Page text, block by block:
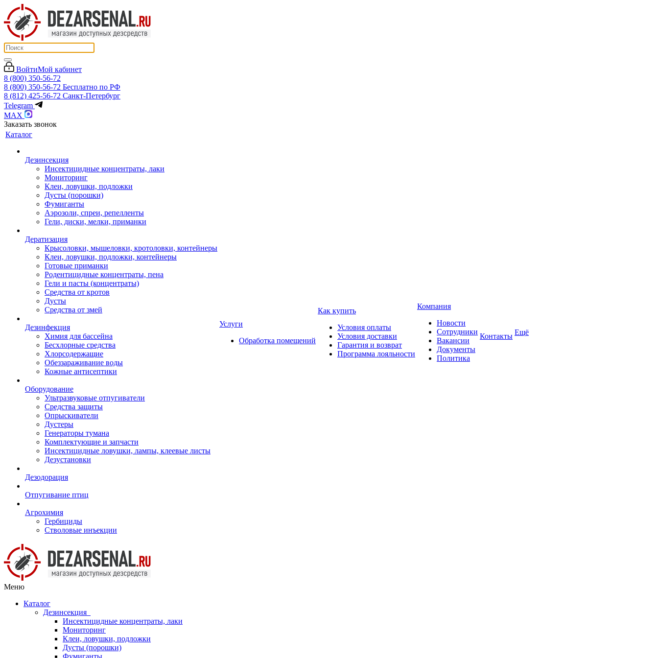
ВойтиМой кабинет
8 (800) 350-56-72
8 (800) 350-56-72 Бесплатно по РФ
8 (812) 425-56-72 Санкт-Петербург
Telegram
MAX
Заказать звонок
Каталог
Дезинсекция
Инсектицидные концентраты, лаки
Мониторинг
Клеи, ловушки, подложки
Дусты (порошки)
Фумиганты
Аэрозоли, спреи, репелленты
Гели, диски, мелки, приманки
Дератизация
Крысоловки, мышеловки, кротоловки, контейнеры
Клеи, ловушки, подложки, контейнеры
Готовые приманки
Родентицидные концентраты, пена
Гели и пасты (концентраты)
Средства от кротов
Дусты
Средства от змей
Дезинфекция
Химия для бассейна
Бесхлорные средства
Хлорсодержащие
Обеззараживание воды
Кожные антисептики
Оборудование
Ультразвуковые отпугиватели
Средства защиты
Опрыскиватели
Дустеры
Генераторы тумана
Комплектующие и запчасти
Инсектицидные ловушки, лампы, клеевые листы
Дезустановки
Дезодорация
Отпугивание птиц
Агрохимия
Гербициды
Стволовые инъекции
Услуги
Обработка помещений
Как купить
Условия оплаты
Условия доставки
Гарантия и возврат
Программа лояльности
Компания
Новости
Сотрудники
Вакансии
Документы
Политика
Контакты Ещё
Меню
Каталог
Дезинсекция
Инсектицидные концентраты, лаки
Мониторинг
Клеи, ловушки, подложки
Дусты (порошки)
Фумиганты